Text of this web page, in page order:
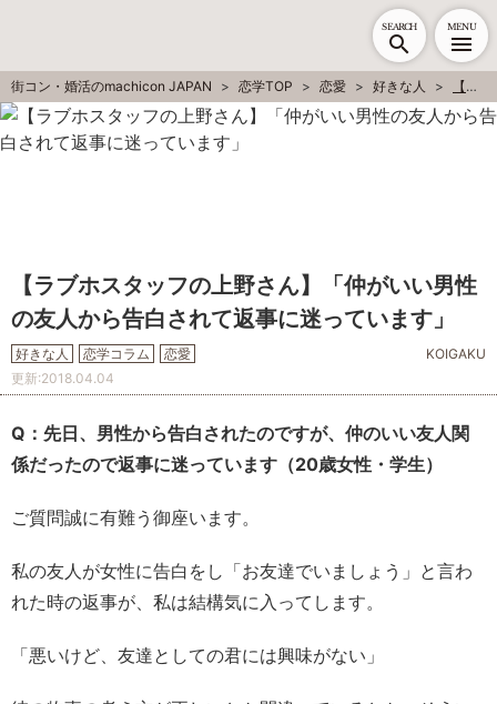
SEARCH MENU
街コン・婚活のmachicon JAPAN 恋学TOP 恋愛 好きな人 【ラブホスタッフの上野さん】「仲がいい男性の友人から告白されて返事に迷っています」
【ラブホスタッフの上野さん】「仲がいい男性
の友人から告白されて返事に迷っています」
好きな人 恋学コラム 恋愛
KOIGAKU
更新:2018.04.04
Q：先日、男性から告白されたのですが、仲のいい友人関
係だったので返事に迷っています（20歳女性・学生）
ご質問誠に有難う御座います。
私の友人が女性に告白をし「お友達でいましょう」と言わ
れた時の返事が、私は結構気に入ってします。
「悪いけど、友達としての君には興味がない」